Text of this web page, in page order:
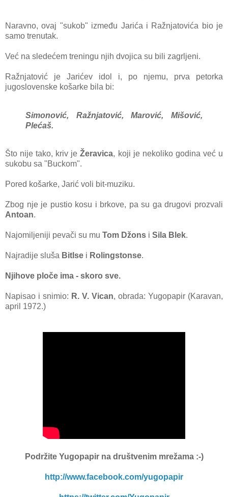
Naravno, ovaj "sukob" između Jarića i Ražnjatovića bio je
samo trenutak.
Već na sledećem treningu njih dvojica su bili zagrljeni.
Ražnjatović je Jarićev idol i, po njemu, prva petorka
jugoslovenske košarke bila bi:
Simonović, Ražnjatović, Marović, Mišović,
Plećaš.
Što nije tako, kriv jeŽeravica, koji je nekoliko godina već u
sukobu sa "Buckom".
Pored košarke, Jarić voli bit-muziku.
Zbog nje je pustio kosu i brkove, pa su ga drugovi prozvali
Antoan.
Najomiljeniji pevači su mu Tom Džons i Sila Blek.
Najradije sluša Bitlse i Rolingstonse.
Njihove ploče ima - skoro sve.
Napisao i snimio: R. V. Vican, obrada: Yugopapir (Karavan,
april 1972.)
Podržite Yugopapirna društvenim mrežama :-)
http://www.facebook.com/yugopapir